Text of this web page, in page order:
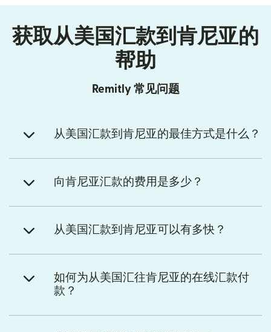
获取从美国汇款到肯尼亚的
帮助
Remitly 常见问题
从美国汇款到肯尼亚的最佳方式是什么？
向肯尼亚汇款的费用是多少？
从美国汇款到肯尼亚可以有多快？
如何为从美国汇往肯尼亚的在线汇款付
款？